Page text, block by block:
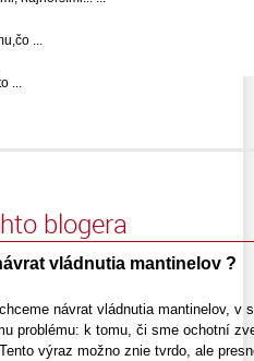
...
...
blogera
vládnutia mantinelov ?
návrat vládnutia mantinelov, v
problému: k tomu, či sme ochotní
výraz možno znie tvrdo, ale